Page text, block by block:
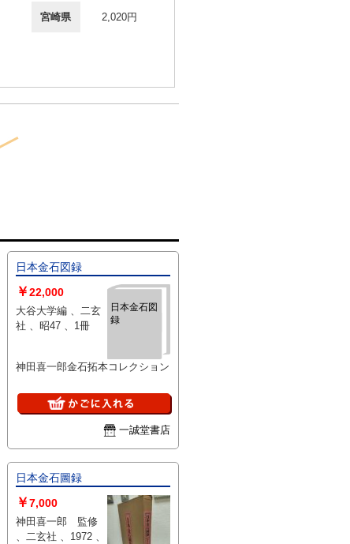
宮崎県 2,020円
日本金石図録
日本金石図
録
￥22,000
大谷大学編 、二玄
社 、昭47 、1冊
神田喜一郎金石拓本コレクション
一誠堂書店
日本金石圖録
￥7,000
神田喜一郎 監修
、二玄社 、1972 、